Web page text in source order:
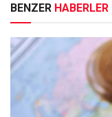
BENZER HABERLER